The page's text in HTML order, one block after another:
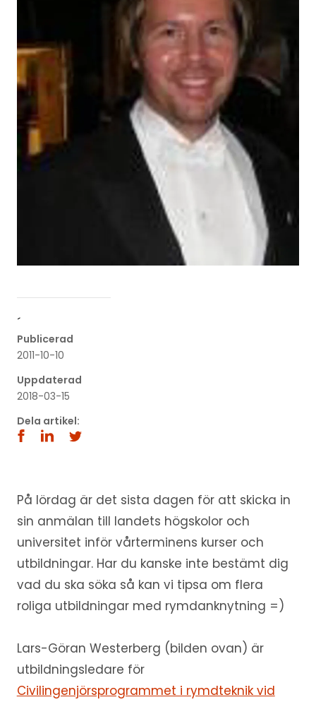
´
Publicerad
2011-10-10
Uppdaterad
2018-03-15
Dela artikel:
På lördag är det sista dagen för att skicka in
sin anmälan till landets högskolor och
universitet inför vårterminens kurser och
utbildningar. Har du kanske inte bestämt dig
vad du ska söka så kan vi tipsa om flera
roliga utbildningar med rymdanknytning =)
Lars-Göran Westerberg (bilden ovan) är
utbildningsledare för
Civilingenjörsprogrammet i rymdteknik vid